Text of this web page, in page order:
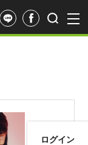
ログイン